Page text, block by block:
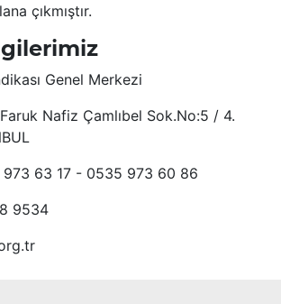
çıkmıştır.
Genel Merkezi
Nafiz Çamlıbel Sok.No:5 / 4.
63 17 - 0535 973 60 86
9534